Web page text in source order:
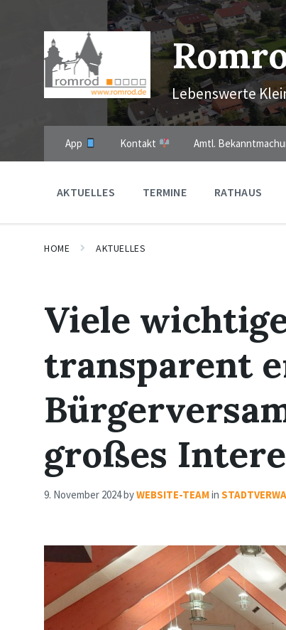
navigation
Lebenswerte
App Kontakt Amtl.
AKTUELLES TERMINE RATHAUS
HOME AKTUELLES
Viele
transparent
großes
9. November 2024byWEBSITE-TEAMin